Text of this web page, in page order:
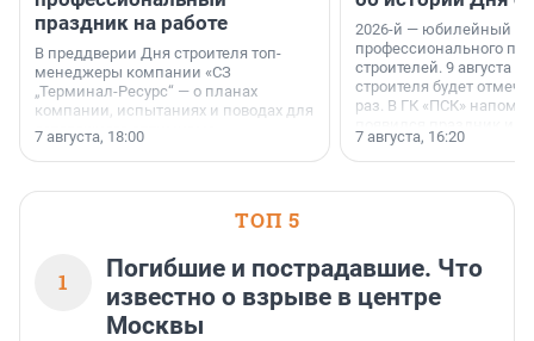
праздник на работе
В преддверии Дня строителя топ-
менеджеры компании «СЗ
„Терминал-Ресурс“ — о планах
компании, испытаниях и поводах для
осторожного оптимизма.
7 августа, 18:00
2026-й — юбилейный
профессионального
строителей. 9 августа
строителя будет
раз. В ГК «ПСК»
поменялась роль
7 августа, 16:20
ТОП 5
1
Погибшие и пострадавшие. Что
известно о взрыве в центре
Москвы